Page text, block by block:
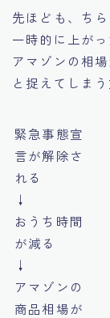
先ほども、ち
一時的に上が
アマゾンの相
と捉えてしま
緊急事態宣
言が解除さ
れる
↓
おうち時間
が減る
↓
アマゾンの
商品相場が